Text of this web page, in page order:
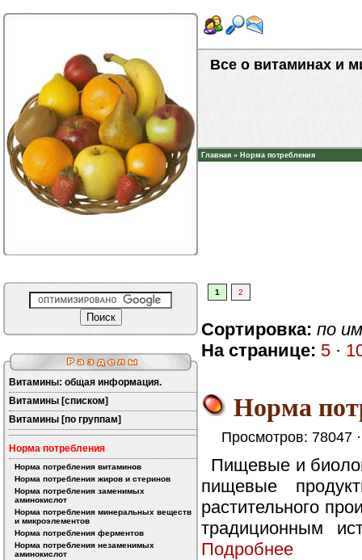
Все о витаминах и
Главная » Норма потребления
Витамины: общая информация.
Витамины [списком]
Витамины [по группам]
Норма потребления
Норма потребления витаминов
Норма потребления жиров и стеринов
Норма потребления заменимых
аминокислот
Норма потребления минеральных веществ
и микроэлементов
Норма потребления ферментов
Норма потребления незаменимых
аминокислот
1 2
Сортировка: по
На странице: 5 ·
Норма
Просмотров: 78047
Пищевые и
пищевые
растительного
традиционным
Подробнее